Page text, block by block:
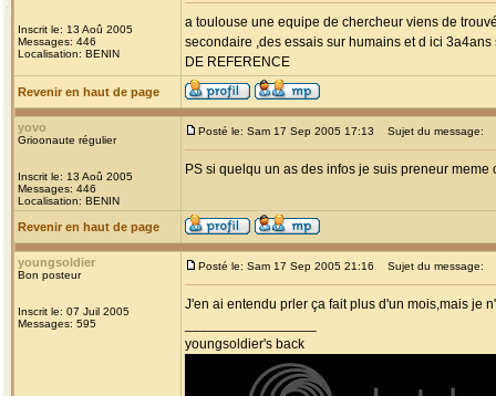
Inscrit le: 13 Aoû 2005
Messages: 446
Localisation: BENIN
a toulouse une equipe de chercheur viens de
secondaire ,des essais sur humains et d ici
DE REFERENCE
Revenir en haut de page
yovo
Grioonaute régulier
Inscrit le: 13 Aoû 2005
Messages: 446
Localisation: BENIN
Posté le: Sam 17 Sep 2005 17:13 Sujet du message:
PS si quelqu un as des infos je suis preneur meme
Revenir en haut de page
youngsoldier
Bon posteur
Inscrit le: 07 Juil 2005
Messages: 595
Posté le: Sam 17 Sep 2005 21:16 Sujet du message:
J'en ai entendu prler ça fait plus d'un mois,mais je
youngsoldier's back